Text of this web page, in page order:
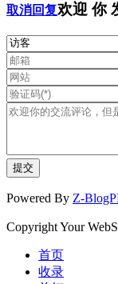
取消回复欢迎 你
Powered By Z-
Copyright Your
首页
收录